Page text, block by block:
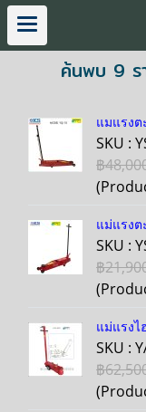
ค้นพบ 9 ร
แมแรงต
SKU :
฿
แม่แรงต
SKU :
฿
แม่แรง
SKU :
฿